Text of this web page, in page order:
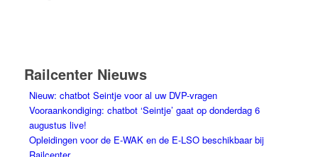
Railcenter Nieuws
Nieuw: chatbot Seintje voor al uw DVP-vragen
Vooraankondiging: chatbot ‘Seintje’ gaat op donderdag 6
augustus live!
Opleidingen voor de E-WAK en de E-LSO beschikbaar bij